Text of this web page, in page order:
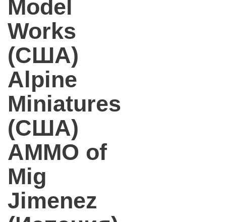
Model
Works
(США)
Alpine
Miniatures
(США)
AMMO of
Mig
Jimenez